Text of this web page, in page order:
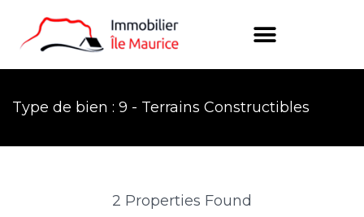
Type de bien : 9 - Terrains Constructibles
2 Properties Found